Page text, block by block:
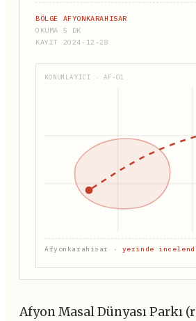
BÖLGE AFYONKARAHISAR
OKUMA 5 DK
KAYIT 2024-12-28
KONUMLAYICI · AF-01
Afyonkarahisar · yerinde
Afyon Masal Dünyası Parkı